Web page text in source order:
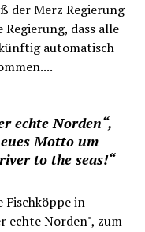
der Merz Regierung
dass alle
automatisch
echte Norden“,
Motto um
to the seas!“
Fischköppe in
echte Norden", zum